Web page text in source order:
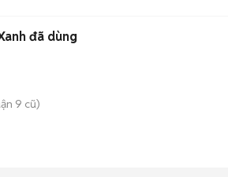
đã dùng
9 cũ)